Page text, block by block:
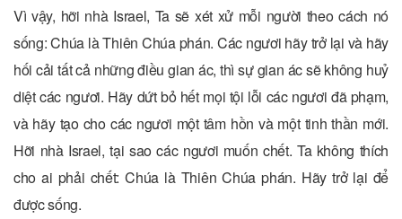
Vì vậy, hỡi nhà Israel, Ta sẽ xét xử mỗi người theo cách nó
sống: Chúa là Thiên Chúa phán. Các ngươi hãy trở lại và hãy
hối cải tất cả những điều gian ác, thì sự gian ác sẽ không huỷ
diệt các ngươi. Hãy dứt bỏ hết mọi tội lỗi các ngươi đã phạm,
và hãy tạo cho các ngươi một tâm hồn và một tinh thần mới.
Hỡi nhà Israel, tại sao các ngươi muốn chết. Ta không thích
cho ai phải chết: Chúa là Thiên Chúa phán. Hãy trở lại để
được sống.